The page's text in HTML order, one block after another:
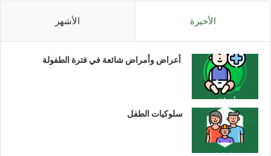
الأخيرة الأشهر
أعراض وأمراض شائعة في فترة الطفولة
سلوكيات الطفل